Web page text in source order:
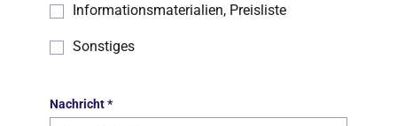
Informationsmaterialien, Preisliste
Sonstiges
Nachricht*